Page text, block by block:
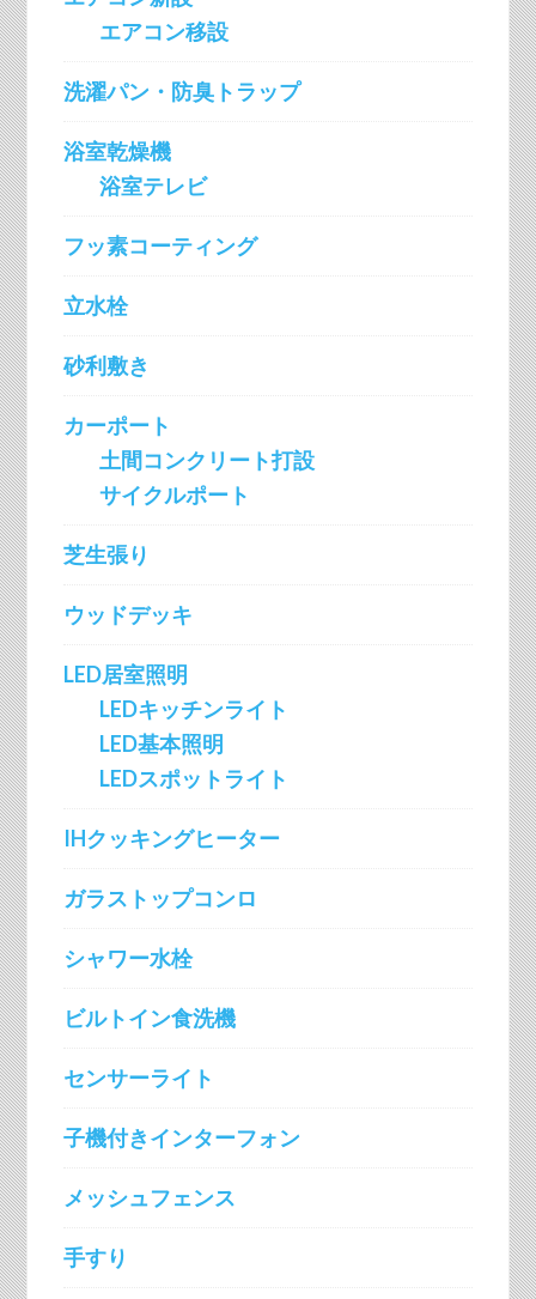
エアコン移設
洗濯パン・防臭トラップ
浴室乾燥機
浴室テレビ
フッ素コーティング
立水栓
砂利敷き
カーポート
土間コンクリート打設
サイクルポート
芝生張り
ウッドデッキ
LED居室照明
LEDキッチンライト
LED基本照明
LEDスポットライト
IHクッキングヒーター
ガラストップコンロ
シャワー水栓
ビルトイン食洗機
センサーライト
子機付きインターフォン
メッシュフェンス
手すり